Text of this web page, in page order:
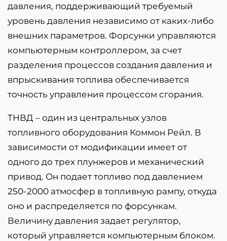
давления, поддерживающий требуемый
уровень давления независимо от каких-либо
внешних параметров. Форсунки управляются
компьютерным контроллером, за счет
разделения процессов создания давления и
впрыскивания топлива обеспечивается
точность управления процессом сгорания.
ТНВД – один из центральных узлов
топливного оборудования Коммон Рейл. В
зависимости от модификации имеет от
одного до трех плунжеров и механический
привод. Он подает топливо под давлением
250-2000 атмосфер в топливную рампу, откуда
оно и распределяется по форсункам.
Величину давления задает регулятор,
который управляется компьютерным блоком.